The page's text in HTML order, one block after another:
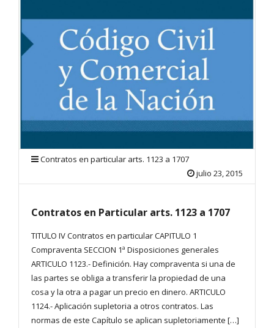
Contratos en particular arts. 1123 a 1707
julio 23, 2015
Contratos en Particular arts. 1123 a 1707
TITULO IV Contratos en particular CAPITULO 1
Compraventa SECCION 1ª Disposiciones generales
ARTICULO 1123.- Definición. Hay compraventa si una de
las partes se obliga a transferir la propiedad de una
cosa y la otra a pagar un precio en dinero. ARTICULO
1124.- Aplicación supletoria a otros contratos. Las
normas de este Capítulo se aplican supletoriamente […]